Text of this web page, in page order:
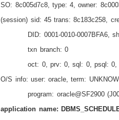
SO: 8c005d7c8, type: 4, owner:
(session) sid: 45 trans: 8c183c258,
DID: 0001-0010-0007BFA6,
txn branch: 0
oct: 0, prv: 0, sql: 0, psql: 0,
O/S info: user: oracle, term:
program: oracle@SF2900
application name: